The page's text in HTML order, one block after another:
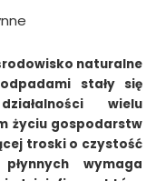
naturalne
stały się
wielu
życiu gospodarstw
troski o czystość
wymaga